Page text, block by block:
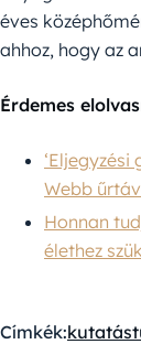
éves
ahhoz, hogy az
Érdemes
Webb
Honnan
élethez
Címkék:kutatás